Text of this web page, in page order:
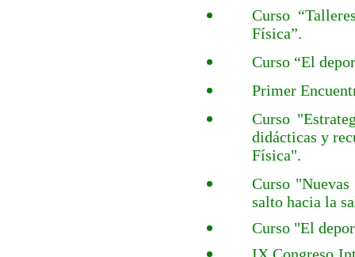
Curso
Física”.
Curso “El
Primer
Curso
didácticas y
Física".
Curso
salto hacia la
Curso "El